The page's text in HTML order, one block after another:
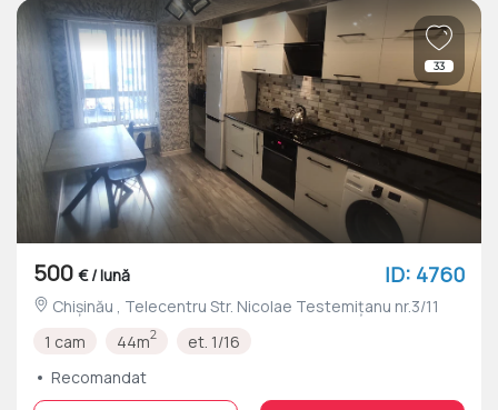
33
500 € / lună ID: 4760
Chișinău , Telecentru Str. Nicolae Testemițanu nr.3/11
1 cam
44m2
et. 1/16
Recomandat